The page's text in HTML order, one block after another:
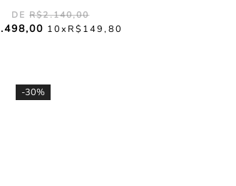
R$2.140,00
.498,00 10 R$ 149,80
-30%